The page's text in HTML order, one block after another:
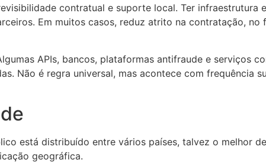
contratual e suporte local. Ter infraestrutura
Em muitos casos, reduz atrito na contratação, no
APIs, bancos, plataformas antifraude e serviços
Não é regra universal, mas acontece com frequência
está distribuído entre vários países, talvez o melhor
geográfica.